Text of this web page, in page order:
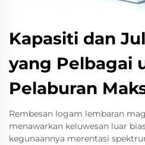
Kapasiti dan
yang Pelbagai
Pelaburan
Rembesan logam lembaran
menawarkan keluwesan luar
kegunaannya merentasi